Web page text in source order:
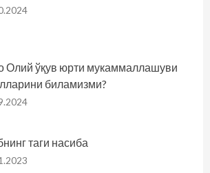
Олий ўқув юрти мукаммаллашуви
биламизми?
таги насиба